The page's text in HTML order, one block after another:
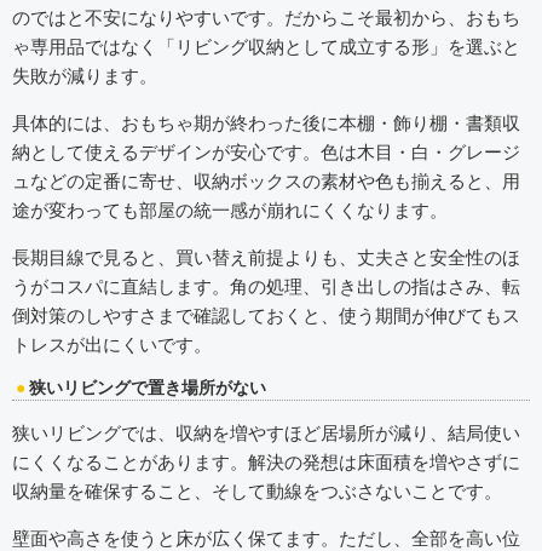
のではと不安になりやすいです。だからこそ最初から、おもち
ゃ専用品ではなく「リビング収納として成立する形」を選ぶと
失敗が減ります。
具体的には、おもちゃ期が終わった後に本棚・飾り棚・書類収
納として使えるデザインが安心です。色は木目・白・グレージ
ュなどの定番に寄せ、収納ボックスの素材や色も揃えると、用
途が変わっても部屋の統一感が崩れにくくなります。
長期目線で見ると、買い替え前提よりも、丈夫さと安全性のほ
うがコスパに直結します。角の処理、引き出しの指はさみ、転
倒対策のしやすさまで確認しておくと、使う期間が伸びてもス
トレスが出にくいです。
狭いリビングで置き場所がない
狭いリビングでは、収納を増やすほど居場所が減り、結局使い
にくくなることがあります。解決の発想は床面積を増やさずに
収納量を確保すること、そして動線をつぶさないことです。
壁面や高さを使うと床が広く保てます。ただし、全部を高い位